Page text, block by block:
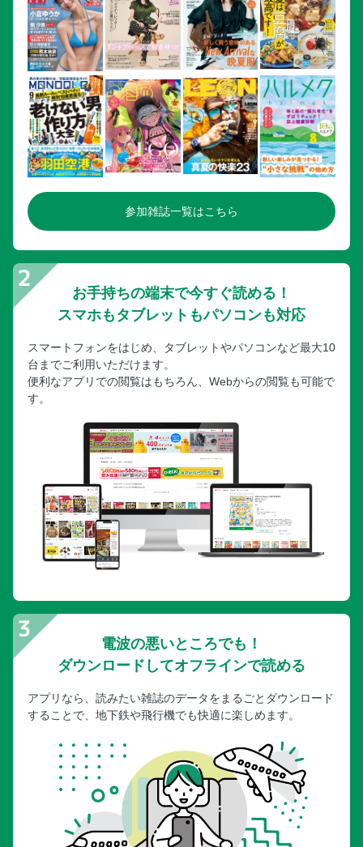
参加雑誌一覧はこちら
お手持ちの端末で今すぐ読める！
スマホもタブレットもパソコンも対応
スマートフォンをはじめ、タブレットやパソコンなど最大10
台までご利用いただけます。
便利なアプリでの閲覧はもちろん、Webからの閲覧も可能で
す。
電波の悪いところでも！
ダウンロードしてオフラインで読める
アプリなら、読みたい雑誌のデータをまるごとダウンロード
することで、地下鉄や飛行機でも快適に楽しめます。